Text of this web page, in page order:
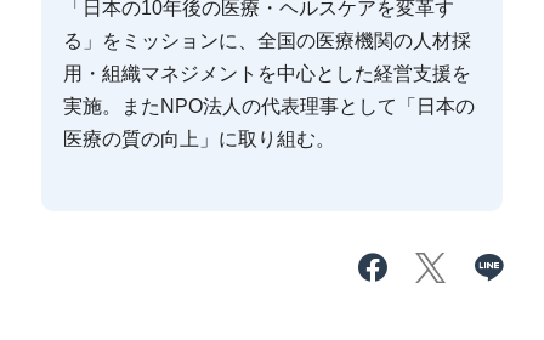
「日本の10年後の医療・ヘルスケアを変革す
る」をミッションに、全国の医療機関の人材採
用・組織マネジメントを中心とした経営支援を
実施。またNPO法人の代表理事として「日本の
医療の質の向上」に取り組む。